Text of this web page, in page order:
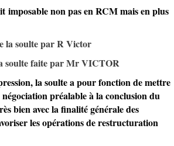
imposable non pas en RCM mais en plus
la soulte par R Victor
soulte faite par Mr VICTOR
la soulte a pour fonction de mettre
préalable à la conclusion du
bien avec la finalité générale des
les opérations de restructuration